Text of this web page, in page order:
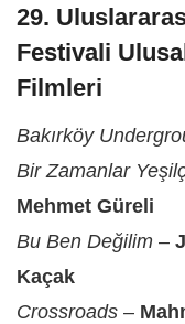
29.
Festivali
Filmleri
Bakırköy
Bir Zamanlar
Mehmet Güreli
Bu Ben Değilim –
Kaçak
Crossroads –